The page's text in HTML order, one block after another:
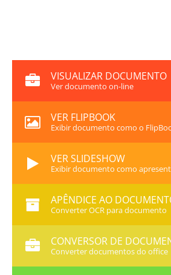
VISUALIZAR DOCUMENTO
Ver documento on-line
VER FLIPBOOK
Exibir documento como o
VER SLIDESHOW
Exibir documento como
APÊNDICE AO
Converter OCR para documento
CONVERSOR DE
Converter documentos do office